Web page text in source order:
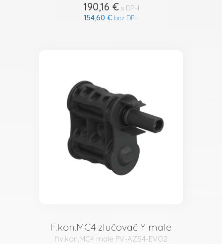
190,16 €s DPH
154,60 €bez DPH
F.kon.MC4 zlučovač Y male
ftv.kon.MC4 male PV-AZS4-EVO2